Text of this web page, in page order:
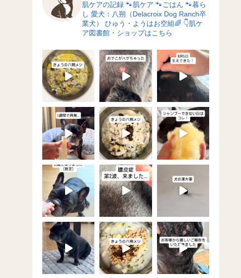
肌ケアの記録 🐾肌ケア 🐾ごはん 🐾暮ら
し 愛犬：八朔（Delacroix Dog Ranch卒
業犬）
ひゅう・ようはお空組🌈 👇肌ケ
ア図書館・ショップはこちら